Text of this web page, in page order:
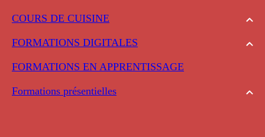
COURS DE CUISINE
FORMATIONS DIGITALES
FORMATIONS EN APPRENTISSAGE
Formations présentielles